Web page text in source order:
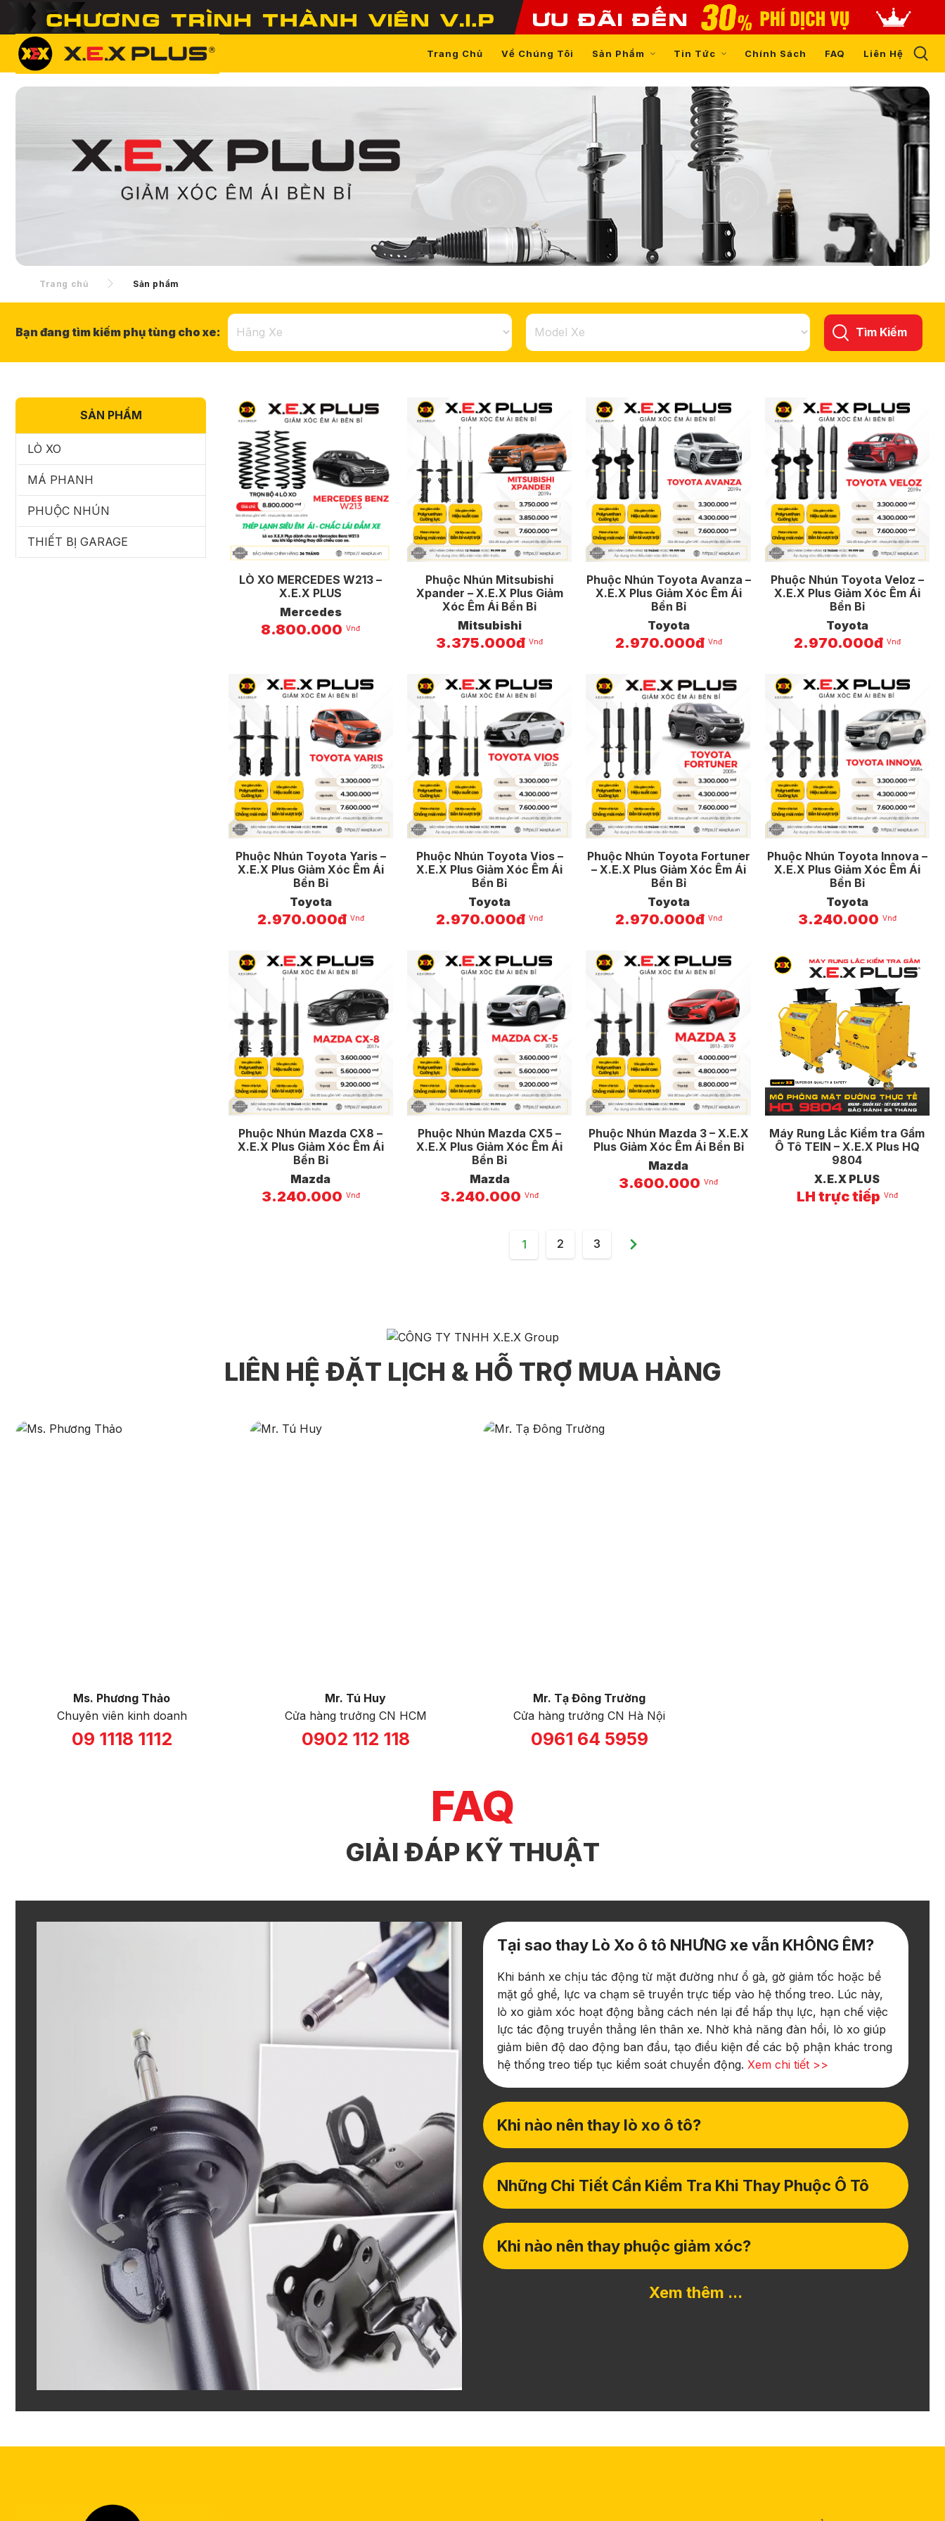
Trang Chủ Về Chúng Tôi Sản Phẩm Tin Tức Chính Sách FAQ Liên Hệ
Trang chủ Sản phẩm
Bạn đang tìm kiếm phụ tùng cho xe: Tìm Kiếm
SẢN PHẨM
LÒ XO
MÁ PHANH
PHUỘC NHÚN
THIẾT BỊ GARAGE
LÒ XO MERCEDES W213 –
X.E.X PLUS
Mercedes
8.800.000 Vnđ
Phuộc Nhún Mitsubishi
Xpander – X.E.X Plus Giảm
Xóc Êm Ái Bền Bỉ
Mitsubishi
3.375.000đ Vnđ
Phuộc Nhún Toyota Avanza –
X.E.X Plus Giảm Xóc Êm Ái
Bền Bỉ
Toyota
2.970.000đ Vnđ
Phuộc Nhún Toyota Veloz –
X.E.X Plus Giảm Xóc Êm Ái
Bền Bỉ
Toyota
2.970.000đ Vnđ
Phuộc Nhún Toyota Yaris –
X.E.X Plus Giảm Xóc Êm Ái
Bền Bỉ
Toyota
2.970.000đ Vnđ
Phuộc Nhún Toyota Vios –
X.E.X Plus Giảm Xóc Êm Ái
Bền Bỉ
Toyota
2.970.000đ Vnđ
Phuộc Nhún Toyota Fortuner
– X.E.X Plus Giảm Xóc Êm Ái
Bền Bỉ
Toyota
2.970.000đ Vnđ
Phuộc Nhún Toyota Innova –
X.E.X Plus Giảm Xóc Êm Ái
Bền Bỉ
Toyota
3.240.000 Vnđ
Phuộc Nhún Mazda CX8 –
X.E.X Plus Giảm Xóc Êm Ái
Bền Bỉ
Mazda
3.240.000 Vnđ
Phuộc Nhún Mazda CX5 –
X.E.X Plus Giảm Xóc Êm Ái
Bền Bỉ
Mazda
3.240.000 Vnđ
Phuộc Nhún Mazda 3 – X.E.X
Plus Giảm Xóc Êm Ái Bền Bỉ
Mazda
3.600.000 Vnđ
Máy Rung Lắc Kiểm tra Gầm
Ô Tô TEIN – X.E.X Plus HQ
9804
X.E.X PLUS
LH trực tiếp Vnđ
1 2 3
LIÊN HỆ ĐẶT LỊCH & HỖ TRỢ MUA HÀNG
Ms. Phương Thảo
Chuyên viên kinh doanh
09 1118 1112
Mr. Tú Huy
Cửa hàng trưởng CN HCM
0902 112 118
Mr. Tạ Đông Trường
Cửa hàng trưởng CN Hà Nội
0961 64 5959
FAQ
GIẢI ĐÁP KỸ THUẬT
Tại sao thay Lò Xo ô tô NHƯNG xe vẫn KHÔNG ÊM?
Khi bánh xe chịu tác động từ mặt đường như ổ gà, gờ giảm tốc hoặc bề
mặt gồ ghề, lực va chạm sẽ truyền trực tiếp vào hệ thống treo. Lúc này,
lò xo giảm xóc hoạt động bằng cách nén lại để hấp thụ lực, hạn chế việc
lực tác động truyền thẳng lên thân xe. Nhờ khả năng đàn hồi, lò xo giúp
giảm biên độ dao động ban đầu, tạo điều kiện để các bộ phận khác trong
hệ thống treo tiếp tục kiểm soát chuyển động. Xem chi tiết >>
Khi nào nên thay lò xo ô tô?
Những Chi Tiết Cần Kiểm Tra Khi Thay Phuộc Ô Tô
Khi nào nên thay phuộc giảm xóc?
Xem thêm ...